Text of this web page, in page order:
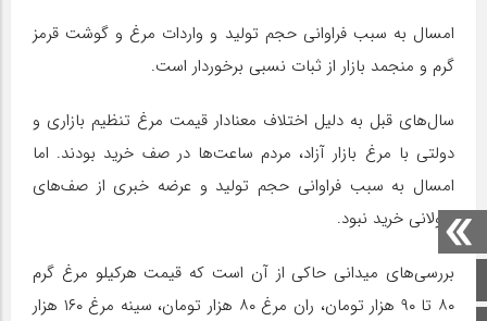
صفحه اصلی
امسال به سبب فراوانی حجم تولید و واردات مرغ و گوشت قرمز
گرم و منجمد بازار از ثبات نسبی برخوردار است.
سال‌های قبل به دلیل اختلاف معنادار قیمت مرغ تنظیم بازاری و
دولتی با مرغ بازار آزاد، مردم ساعت‌ها در صف خرید بودند. اما
امسال به سبب فراوانی حجم تولید و عرضه خبری از صف‌های
طولانی خرید نبود.
بررسی‌های میدانی حاکی از آن است که قیمت هرکیلو مرغ گرم
۸۰ تا ۹۰ هزار تومان، ران مرغ ۸۰ هزار تومان، سینه مرغ ۱۶۰ هزار